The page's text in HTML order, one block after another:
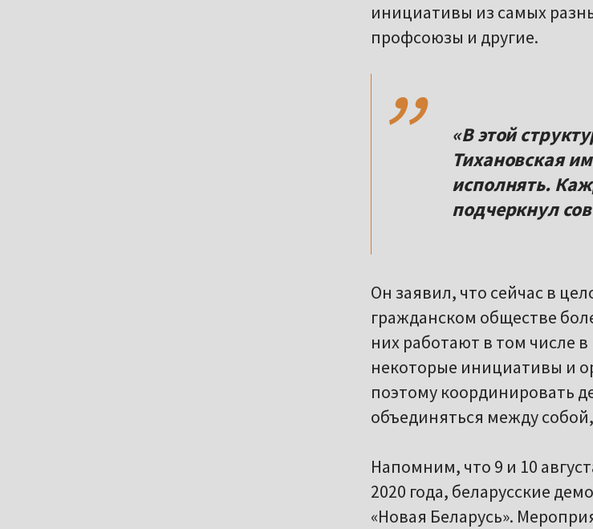
инициативы из самых
профсоюзы и другие.
,,
«В этой
Тихановская
исполнять.
подчеркнул
Он заявил, что сейчас в
гражданском обществе
них работают в том числе
некоторые инициативы и
поэтому координировать
объединяться между
Напомним, что 9 и 10
2020 года, беларусские
«Новая Беларусь».